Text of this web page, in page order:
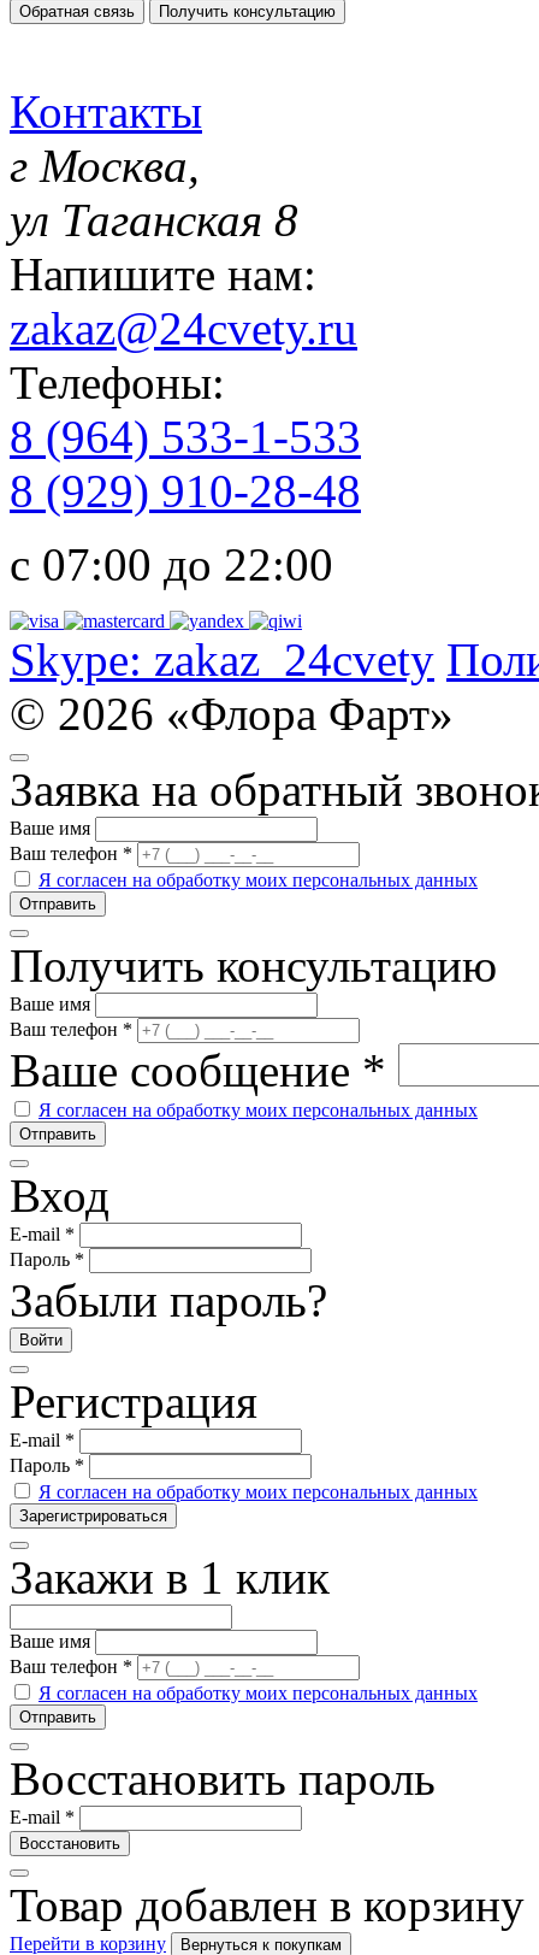
Обратная связь Получить консультацию
Контакты
г Москва,
ул Таганская 8
Напишите нам:
zakaz@24cvety.ru
Телефоны:
8 (964) 533-1-533
8 (929) 910-28-48
с 07:00 до 22:00
Skype: zakaz_24cvety
© 2026 «Флора Фарт»
Заявка на обратный
Ваше имя
Ваш телефон *
Я согласен на обработку моих персональных данных
Получить консультацию
Ваше имя
Ваш телефон *
Ваше сообщение *
Я согласен на обработку моих персональных данных
Вход
E-mail *
Пароль *
Забыли пароль?
Регистрация
E-mail *
Пароль *
Я согласен на обработку моих персональных данных
Закажи в 1 клик
Ваше имя
Ваш телефон *
Я согласен на обработку моих персональных данных
Восстановить пароль
E-mail *
Товар добавлен в корзину
Перейти в корзину